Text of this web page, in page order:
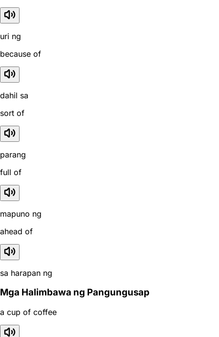
uri ng
because of
dahil sa
sort of
parang
full of
mapuno ng
ahead of
sa harapan ng
Mga Halimbawa ng Pangungusap
a cup of coffee